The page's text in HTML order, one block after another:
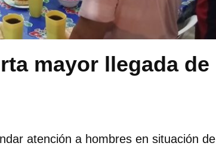
mayor llegada de
atención a hombres en situación de